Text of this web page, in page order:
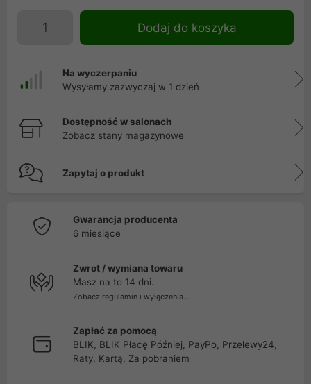
Dodaj do koszyka
Na wyczerpaniu
Wysyłamy zazwyczaj w 1 dzień
Dostępność w salonach
Zobacz stany magazynowe
Zapytaj o produkt
Gwarancja producenta
6 miesiące
Zwrot / wymiana towaru
Masz na to 14 dni.
Zobacz regulamin i wyłączenia...
Zapłać za pomocą
BLIK, BLIK Płacę Później, PayPo, Przelewy24,
Raty, Kartą, Za pobraniem